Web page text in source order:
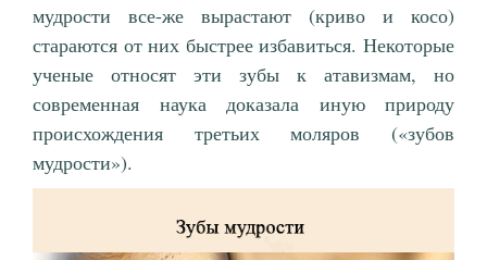
мудрости все-же вырастают (криво и косо)
стараются от них быстрее избавиться. Некоторые
ученые относят эти зубы к атавизмам, но
современная наука доказала иную природу
происхождения третьих моляров («зубов
мудрости»).